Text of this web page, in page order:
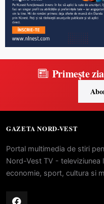
Primește
GAZETA NORD-VEST
Portal multimedia de stiri
Nord-Vest TV - televiziunea
economie, sport, cultura si